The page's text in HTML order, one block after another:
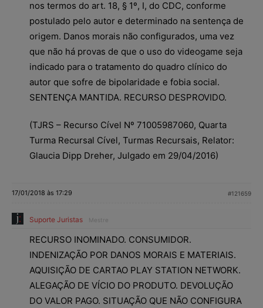
nos termos do art. 18, § 1º, I, do CDC, conforme
postulado pelo autor e determinado na sentença de
origem. Danos morais não configurados, uma vez
que não há provas de que o uso do videogame seja
indicado para o tratamento do quadro clínico do
autor que sofre de bipolaridade e fobia social.
SENTENÇA MANTIDA. RECURSO DESPROVIDO.
(TJRS – Recurso Cível Nº 71005987060, Quarta
Turma Recursal Cível, Turmas Recursais, Relator:
Glaucia Dipp Dreher, Julgado em 29/04/2016)
17/01/2018 às 17:29 #121659
Suporte Juristas Mestre
RECURSO INOMINADO. CONSUMIDOR.
INDENIZAÇÃO POR DANOS MORAIS E MATERIAIS.
AQUISIÇÃO DE CARTAO PLAY STATION NETWORK.
ALEGAÇÃO DE VÍCIO DO PRODUTO. DEVOLUÇÃO
DO VALOR PAGO. SITUAÇÃO QUE NÃO CONFIGURA